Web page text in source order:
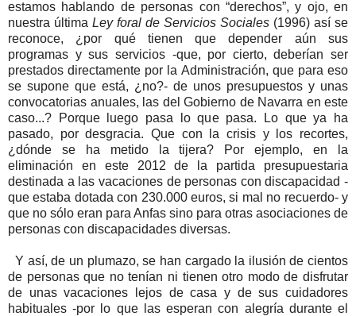
estamos hablando de personas con “derechos”, y ojo, en
nuestra última Ley foral de Servicios Sociales (1996) así se
reconoce, ¿por qué tienen que depender aún sus
programas y sus servicios -que, por cierto, deberían ser
prestados directamente por la Administración, que para eso
se supone que está, ¿no?- de unos presupuestos y unas
convocatorias anuales, las del Gobierno de Navarra en este
caso...? Porque luego pasa lo que pasa. Lo que ya ha
pasado, por desgracia. Que con la crisis y los recortes,
¿dónde se ha metido la tijera? Por ejemplo, en la
eliminación en este 2012 de la partida presupuestaria
destinada a las vacaciones de personas con discapacidad -
que estaba dotada con 230.000 euros, si mal no recuerdo- y
que no sólo eran para Anfas sino para otras asociaciones de
personas con discapacidades diversas.
Y así, de un plumazo, se han cargado la ilusión de cientos
de personas que no tenían ni tienen otro modo de disfrutar
de unas vacaciones lejos de casa y de sus cuidadores
habituales -por lo que las esperan con alegría durante el